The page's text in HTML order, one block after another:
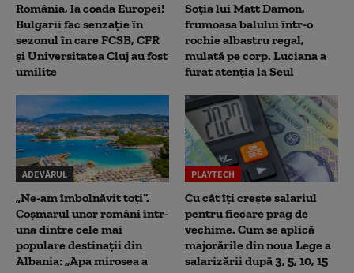
România, la coada Europei!
Bulgarii fac senzație în
sezonul în care FCSB, CFR
și Universitatea Cluj au fost
umilite
Soția lui Matt Damon,
frumoasa balului într-o
rochie albastru regal,
mulată pe corp. Luciana a
furat atenția la Seul
ADEVĂRUL
„Ne-am îmbolnăvit toți”.
Coșmarul unor români într-
una dintre cele mai
populare destinații din
Albania: „Apa mirosea a
PLAYTECH
Cu cât îți crește salariul
pentru fiecare prag de
vechime. Cum se aplică
majorările din noua Lege a
salarizării după 3, 5, 10, 15